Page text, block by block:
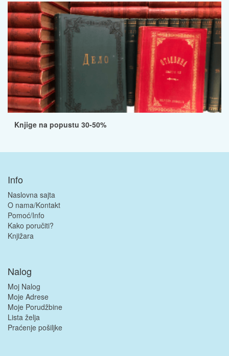
Knjige na popustu 30-50%
Info
Naslovna sajta
O nama/Kontakt
Pomoć/Info
Kako poručiti?
Knjižara
Nalog
Moj Nalog
Moje Adrese
Moje Porudžbine
Lista želja
Praćenje pošiljke